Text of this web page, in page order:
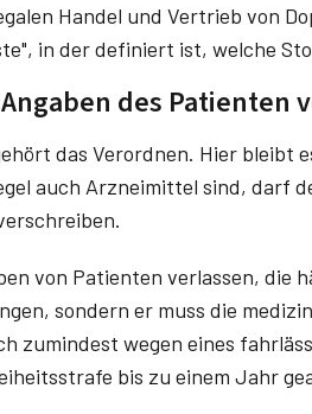
Handel und Vertrieb von
in der definiert ist, welche
des Patienten
das Verordnen. Hier bleibt
auch Arzneimittel sind, darf
von Patienten verlassen, die
sondern er muss die
zumindest wegen eines
bis zu einem Jahr